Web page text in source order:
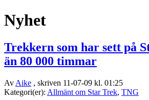
Nyhet
Trekkern som har sett på
än 80 000 timmar
Av Aike , skriven 11-07-09 kl. 01:25
Kategori(er): Allmänt om Star Trek, TNG